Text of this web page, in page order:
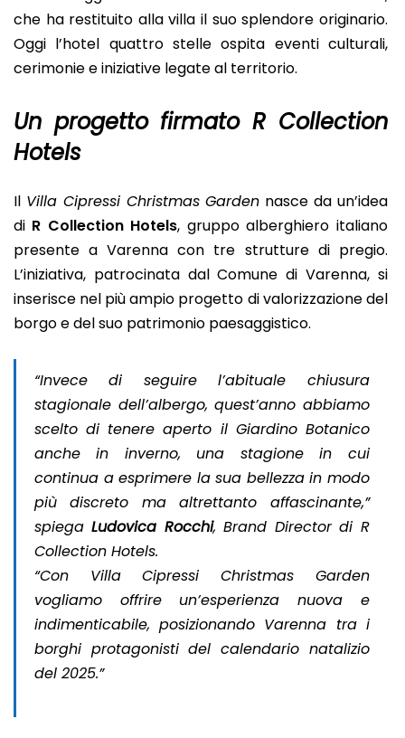
che ha restituito alla villa il suo splendore originario.
Oggi l’hotel quattro stelle ospita eventi culturali,
cerimonie e iniziative legate al territorio.
Un progetto firmato R Collection
Hotels
Il Villa Cipressi Christmas Garden nasce da un’idea
di R Collection Hotels, gruppo alberghiero italiano
presente a Varenna con tre strutture di pregio.
L’iniziativa, patrocinata dal Comune di Varenna, si
inserisce nel più ampio progetto di valorizzazione del
borgo e del suo patrimonio paesaggistico.
“Invece di seguire l’abituale chiusura
stagionale dell’albergo, quest’anno abbiamo
scelto di tenere aperto il Giardino Botanico
anche in inverno, una stagione in cui
continua a esprimere la sua bellezza in modo
più discreto ma altrettanto affascinante,”
spiegaLudovica Rocchi, Brand Director di R
Collection Hotels.
“Con Villa Cipressi Christmas Garden
vogliamo offrire un’esperienza nuova e
indimenticabile, posizionando Varenna tra i
borghi protagonisti del calendario natalizio
del 2025.”